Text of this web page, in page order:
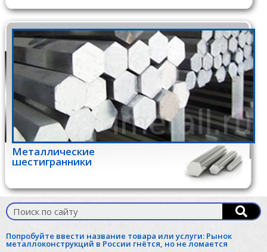
Металлические
шестигранники
Попробуйте ввести название товара или услуги: Рынок
металлоконструкций в России гнётся, но не ломается